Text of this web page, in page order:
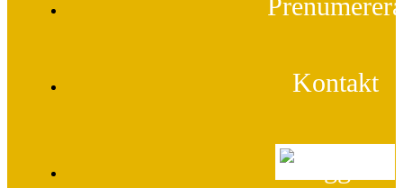
Prenumerera
Kontakt